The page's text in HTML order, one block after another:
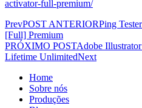
activator-full-premium/
PrevPOST ANTERIORPing
[Full] Premium
PRÓXIMO POSTAdobe
Lifetime UnlimitedNext
Home
Sobre nós
Produções